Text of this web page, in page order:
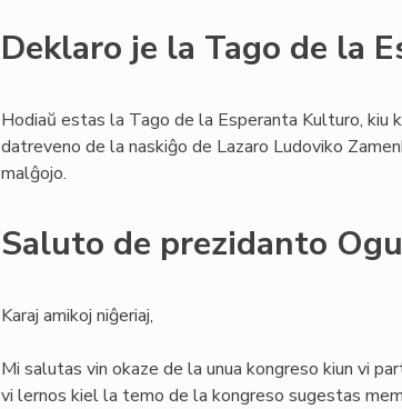
Deklaro je la Tago de la
Hodiaŭ estas la Tago de la Esperanta Kulturo, kiu
datreveno de la naskiĝo de Lazaro Ludoviko
malĝojo.
Saluto de prezidanto
Karaj amikoj niĝeriaj,
Mi salutas vin okaze de la unua kongreso kiun vi
vi lernos kiel la temo de la kongreso sugestas